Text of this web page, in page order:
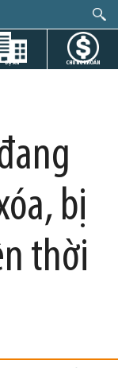
DỰ ÁN CHỨNG KHOÁN
bị
thời